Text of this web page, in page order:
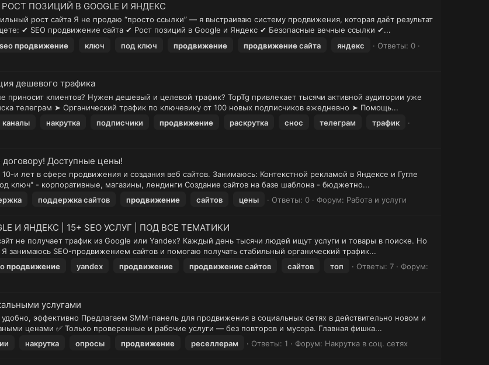
ПОЗИЦИЙ В GOOGLE И ЯНДЕКС
рост сайта Я не продаю “просто ссылки” — я выстраиваю систему продвижения, которая даёт результат
✔ SEO продвижение сайта ✔ Рост позиций в Google и Яндекс ✔ Безопасные вечные ссылки ✔...
seoпродвижение ключ под ключ продвижение продвижениесайта яндекс
Ответы: 0
дешевого трафика
приносит клиентов? Нужен дешевый и целевой трафик? TopTg привлекает тысячи активной аудитории уже
телеграм ➤ Органический трафик по ключевику от 100 новых подписчиков ежедневно ➤ Помощь...
каналы накрутка подписчики продвижение раскрутка снос телеграм
трафик
Доступные цены!
и лет в сфере продвижения и создания веб сайтов. Занимаюсь: Контекстной рекламой в Яндексе и Гугле
ключ" - корпоративные, магазины, лендинги Создание сайтов на базе шаблона - бюджетно...
поддержка сайтов продвижение сайтов цены Ответы: 0 Форум: Работа и услуги
И ЯНДЕКС | 15+ SEO УСЛУГ | ПОД ВСЕ ТЕМАТИКИ
не получает трафик из Google или Yandex? Каждый день тысячи людей ищут услуги и товары в поиске. Но
занимаюсь SEO-продвижением сайтов и помогаю получать стабильный органический трафик...
продвижение yandex продвижение продвижениесайтов сайтов топ Ответы: 7
Форум:
услугами
эффективно Предлагаем SMM-панель для продвижения в социальных сетях в действительно новом и
ценами ✅ Только проверенные и рабочие услуги — без повторов и мусора. Главная фишка...
накрутка опросы продвижение реселлерам Ответы: 1 Форум: Накрутка в соц. сетях